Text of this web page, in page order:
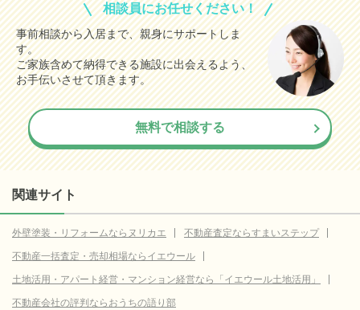
相談員にお任せください！
事前相談から入居まで、親身にサポートしま
す。
ご家族含めて納得できる施設に出会えるよう、
お手伝いさせて頂きます。
無料で相談する
関連サイト
外壁塗装・リフォームならヌリカエ
不動産査定ならすまいステップ
不動産一括査定・売却相場ならイエウール
土地活用・アパート経営・マンション経営なら「イエウール土地活用」
不動産会社の評判ならおうちの語り部